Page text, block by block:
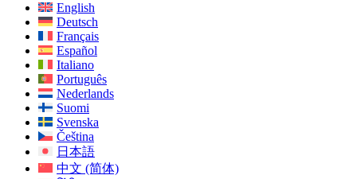
English
Deutsch
Français
Español
Italiano
Português
Nederlands
Suomi
Svenska
Čeština
日本語
中文 (简体)